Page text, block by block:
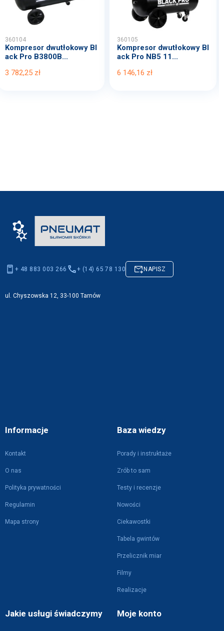
360104
Kompresor dwutłokowy Bl
ack Pro B3800B...
3 782,25 zł
360105
Kompresor dwutłokowy Bl
ack Pro NB5 11...
6 146,16 zł
Informacje
Kontakt
O nas
Polityka prywatności
Regulamin
Mapa strony
Baza wiedzy
Porady i instruktaże
Zrób to sam
Testy i recenzje
Nowości
Ciekawostki
Tabela gwintów
Przelicznik miar
Filmy
Realizacje
Jakie usługi świadczymy Moje konto
+ 48 883 003 266 + (14) 65 78 130 NAPISZ
ul. Chyszowska 12, 33-100 Tarnów